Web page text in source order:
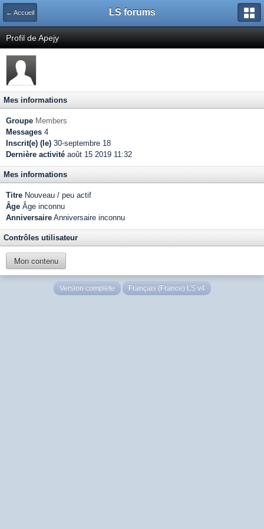
← Accueil LS forums
Profil de Apejy
Mes informations
Groupe Members
Messages 4
Inscrit(e) (le) 30-septembre 18
Dernière activité août 15 2019 11:32
Mes informations
Titre Nouveau / peu actif
Âge Âge inconnu
Anniversaire Anniversaire inconnu
Contrôles utilisateur
Mon contenu
Version complète Français (France) LS v4